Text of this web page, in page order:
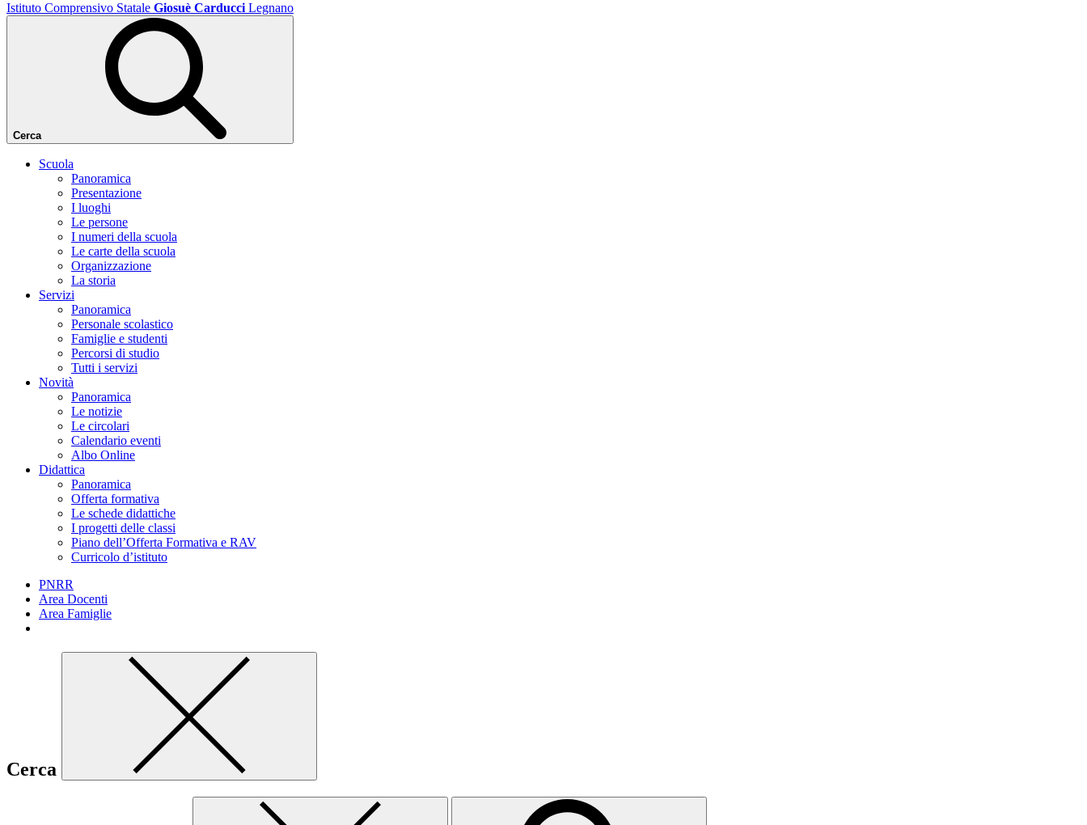
Istituto Comprensivo Statale Giosuè Carducci Legnano
Cerca
Scuola
Panoramica
Presentazione
I luoghi
Le persone
I numeri della scuola
Le carte della scuola
Organizzazione
La storia
Servizi
Panoramica
Personale scolastico
Famiglie e studenti
Percorsi di studio
Tutti i servizi
Novità
Panoramica
Le notizie
Le circolari
Calendario eventi
Albo Online
Didattica
Panoramica
Offerta formativa
Le schede didattiche
I progetti delle classi
Piano dell’Offerta Formativa e RAV
Curricolo d’istituto
PNRR
Area Docenti
Area Famiglie
Cerca